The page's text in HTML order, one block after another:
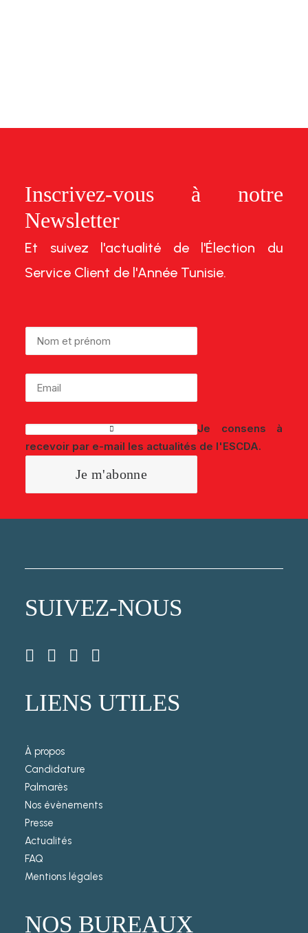
Inscrivez-vous à notre
Newsletter
Et suivez l'actualité de l'Élection du
Service Client de l'Année Tunisie.
Je consens à
recevoir par e-mail les actualités de l'ESCDA.
SUIVEZ-NOUS
LIENS UTILES
À propos
Candidature
Palmarès
Nos évènements
Presse
Actualités
FAQ
Mentions légales
NOS BUREAUX